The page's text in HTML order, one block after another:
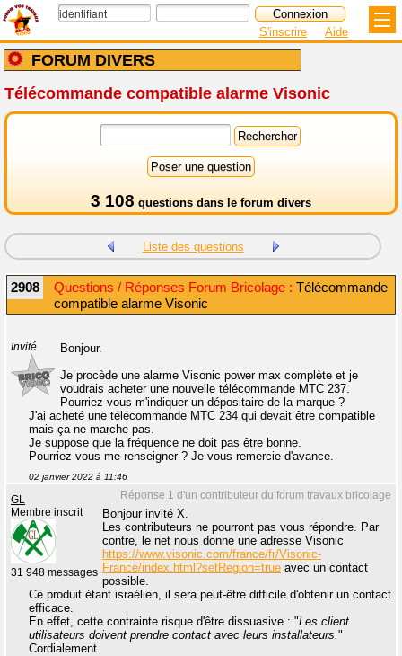
FORUM DIVERS
S'inscrire Aide
Télécommande compatible alarme Visonic
3 108 questions dans le forum divers
Liste des questions
2908 Questions / Réponses Forum Bricolage : Télécommande
compatible alarme Visonic
Invité
Bonjour.
Je procède une alarme Visonic power max complète et je
voudrais acheter une nouvelle télécommande MTC 237.
Pourriez-vous m'indiquer un dépositaire de la marque ?
J'ai acheté une télécommande MTC 234 qui devait être compatible
mais ça ne marche pas.
Je suppose que la fréquence ne doit pas être bonne.
Pourriez-vous me renseigner ? Je vous remercie d'avance.
02 janvier 2022 à 11:46
Réponse 1 d'un contributeur du forum travaux bricolage
GL
Membre inscrit
31 948 messages
Bonjour invité X.
Les contributeurs ne pourront pas vous répondre. Par
contre, le net nous donne une adresse Visonic
https://www.visonic.com/france/fr/Visonic-
France/index.html?setRegion=true avec un contact
possible.
Ce produit étant israélien, il sera peut-être difficile d'obtenir un contact
efficace.
En effet, cette contrainte risque d'être dissuasive : "Les client
utilisateurs doivent prendre contact avec leurs installateurs."
Cordialement.